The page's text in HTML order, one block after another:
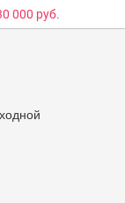
000 руб.